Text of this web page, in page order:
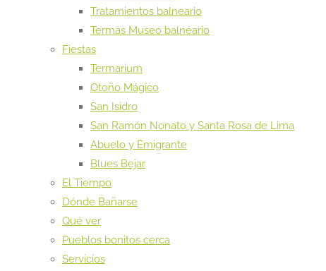
Tratamientos balneario
Termas Museo balneario
Fiestas
Termarium
Otoño Mágico
San Isidro
San Ramón Nonato y Santa Rosa de Lima
Abuelo y Emigrante
Blues Bejar
El Tiempo
Dónde Bañarse
Qué ver
Pueblos bonitos cerca
Servicios